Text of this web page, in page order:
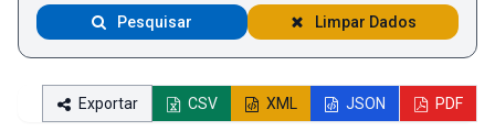
Pesquisar Limpar Dados
Exportar CSV XML JSON PDF